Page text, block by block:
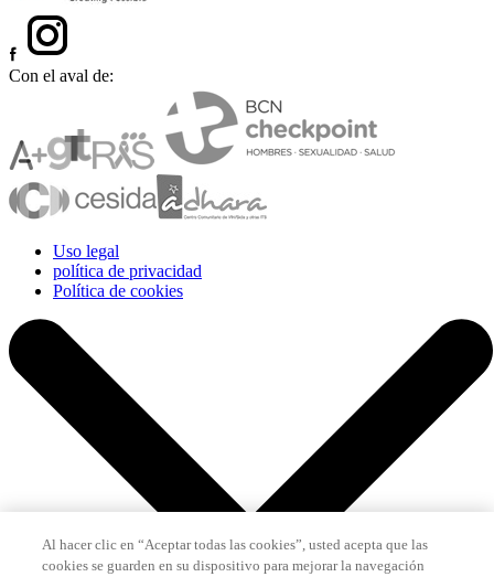
Con el aval de:
Uso legal
política de privacidad
Política de cookies
Al hacer clic en “Aceptar todas las cookies”, usted acepta que las
cookies se guarden en su dispositivo para mejorar la navegación